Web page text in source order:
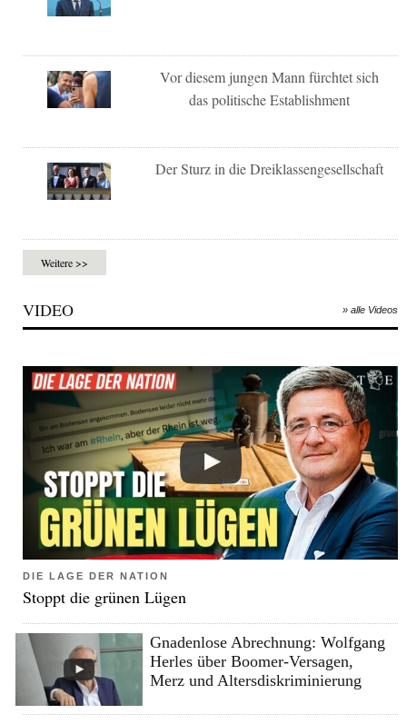
Vor diesem jungen Mann fürchtet sich
das politische Establishment
Der Sturz in die Dreiklassengesellschaft
Weitere >>
VIDEO » alle Videos
DIE LAGE DER NATION
Stoppt die grünen Lügen
Gnadenlose Abrechnung: Wolfgang
Herles über Boomer-Versagen,
Merz und Altersdiskriminierung